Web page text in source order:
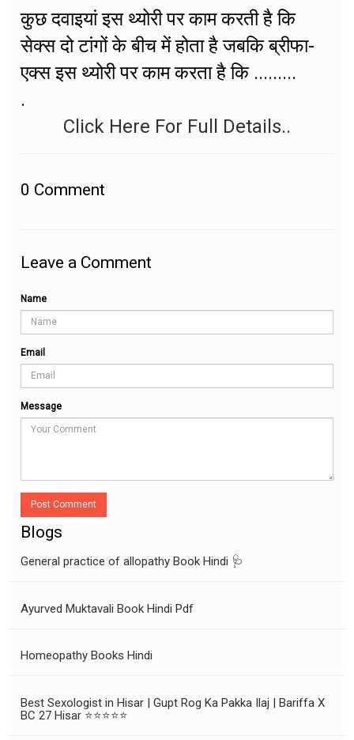
कुछ दवाइयां इस थ्योरी पर काम करती है कि
सेक्स दो टांगों के बीच में होता है जबकि ब्रीफा-
एक्स इस थ्योरी पर काम करता है कि .........
.
Click Here For Full Details..
0 Comment
Leave a Comment
Name
Email
Message
Post Comment
Blogs
General practice of allopathy Book Hindi 🩺
Ayurved Muktavali Book Hindi Pdf
Homeopathy Books Hindi
Best Sexologist in Hisar | Gupt Rog Ka Pakka Ilaj | Bariffa X
BC 27 Hisar ⭐⭐⭐⭐⭐